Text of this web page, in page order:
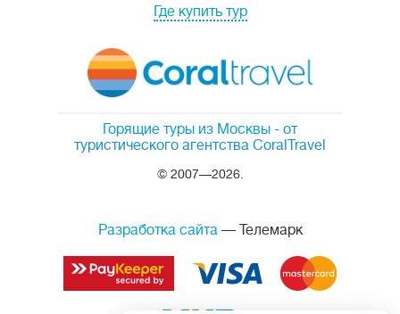
Горящие туры из Москвы - от
туристического агентства CoralTravel
© 2007—2026.
Где купить тур
Разработка сайта— Телемарк